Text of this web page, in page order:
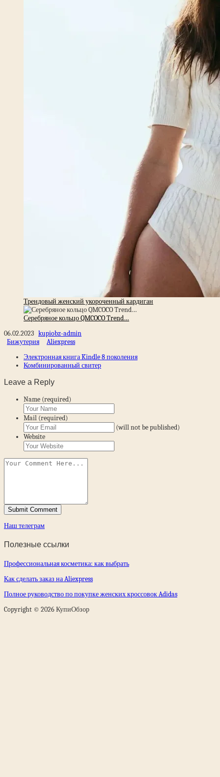
Трендовый женский укороченный кардиган
Серебряное кольцо QMCOCO Trend…
06.02.2023 kupiobz-admin
Бижутерия
Aliexpress
Электронная книга Kindle 8 поколения
Комбинированный свитер
Leave a Reply
Name (required)
Mail (required)
(will not be published)
Website
Наш телеграм
Полезные ссылки
Профессиональная косметика: как выбрать
Как сделать заказ на Aliexpress
Полное руководство по покупке женских кроссовок Adidas
Copyright © 2026 КупиОбзор